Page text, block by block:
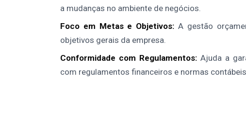
a mudanças no ambiente de negócios.
Foco em Metas e Objetivos: A gestão
objetivos gerais da empresa.
Conformidade com Regulamentos:Ajuda a
com regulamentos financeiros e normas